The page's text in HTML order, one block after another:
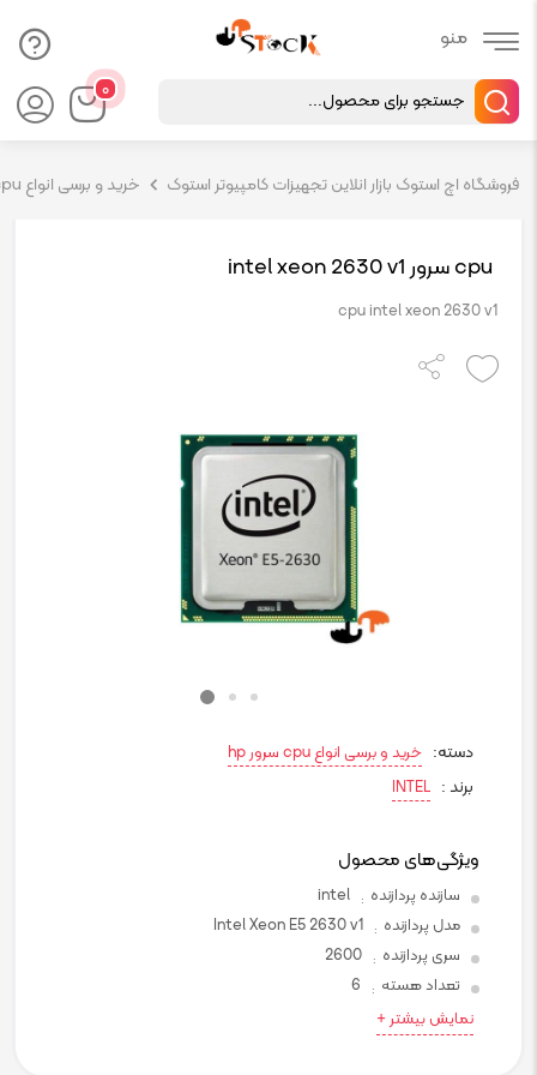
۰
Products
search
فروشگاه اچ استوک بازار انلاین تجهیزات کامپیوتر استوک خرید و برسی انواع cpu سرور hp
cpu intel xeon 2630 v1
دسته: خرید و برسی انواع cpu سرور hp
برند : INTEL
ویژگی‌های محصول
سازنده پردازنده :
intel
مدل پردازنده :
Intel Xeon E5 2630 v1
سری پردازنده :
2600
تعداد هسته :
6
نمایش بیشتر +